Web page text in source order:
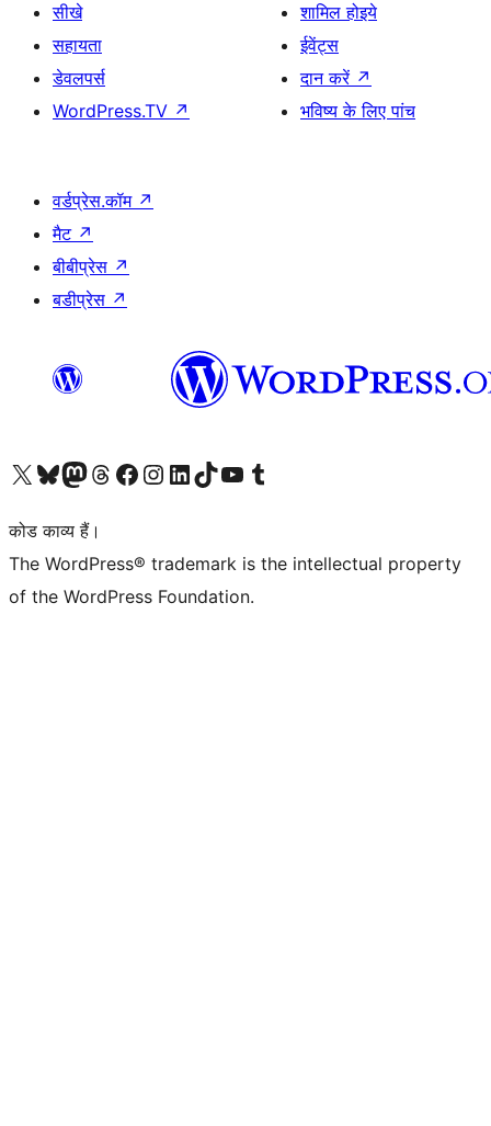
सीखे
सहायता
डेवलपर्स
WordPress.TV ↗
शामिल होइये
ईवेंट्स
दान करें ↗
भविष्य के लिए पांच
वर्डप्रेस.कॉम ↗
मैट ↗
बीबीप्रेस ↗
बडीप्रेस ↗
Visit our X (formerly Twitter) account
हमारे बलुस्की खाते पर जाएँVisit our Mastodon account
हमारे थ्रेड्स अकाउंट पर जाएंहमारे फेसबुक पेज पर जाएँहमारे इंस्टाग्राम अकाउंट पर जाएंहमारे लिंक्डइन खाते पर जाएँहमारे टिकटॉक खाते पर जाएँहमारे यूट्यूब चैनल पर जाएंहमारे Tumblr खाते पर जाएँ
कोड काव्य हैं।
The WordPress® trademark is the intellectual property
of the WordPress Foundation.